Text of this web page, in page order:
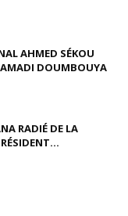
AHMED SÉKOU
DOUMBOUYA
RADIÉ DE LA